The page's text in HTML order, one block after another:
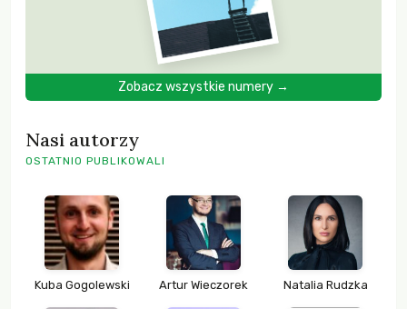
Zobacz wszystkie numery →
Nasi autorzy
OSTATNIO PUBLIKOWALI
Kuba Gogolewski Artur Wieczorek Natalia Rudzka